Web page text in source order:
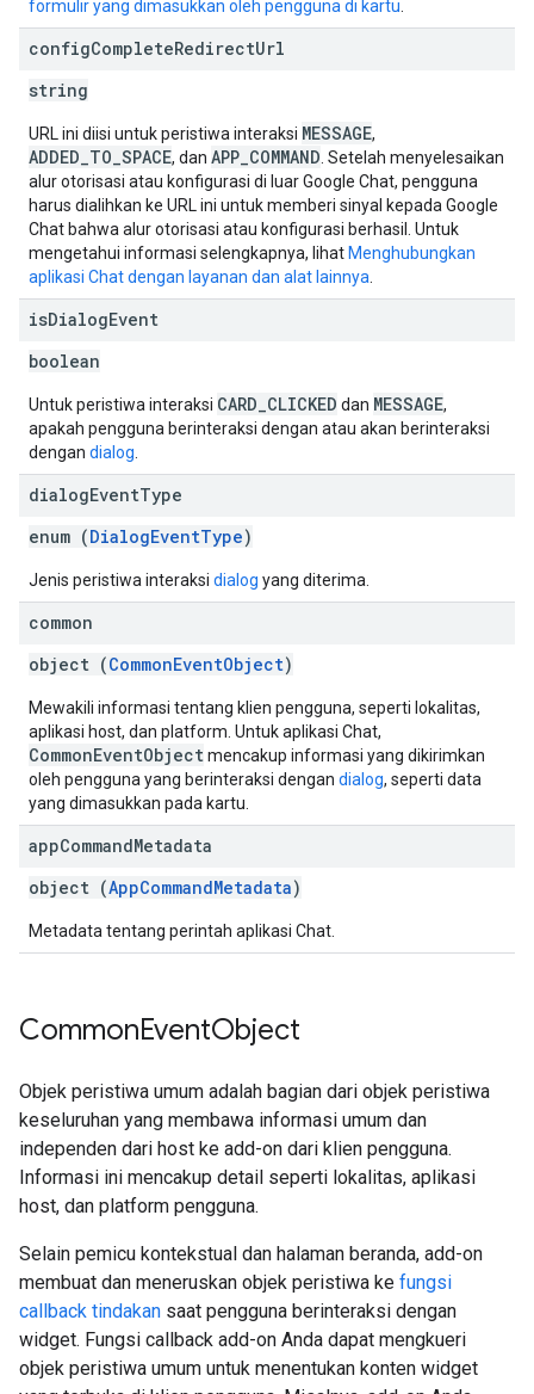
formulir yang dimasukkan oleh pengguna di kartu
configCompleteRedirectUrl
string
URL ini diisi untuk peristiwa interaksi MESSAGE,
ADDED_TO_SPACE, dan APP_COMMAND . Setelah menyelesaikan
alur otorisasi atau konfigurasi di luar Google Chat, pengguna
harus dialihkan ke URL ini untuk memberi sinyal kepada Google
Chat bahwa alur otorisasi atau konfigurasi berhasil. Untuk
mengetahui informasi selengkapnya, lihat Menghubungkan
aplikasi Chat dengan layanan dan alat lainnya
isDialogEvent
boolean
Untuk peristiwa interaksi CARD_CLICKED dan MESSAGE,
apakah pengguna berinteraksi dengan atau akan berinteraksi
dengan dialog
dialogEventType
enum (DialogEventType)
Jenis peristiwa interaksi dialog yang diterima.
common
object (CommonEventObject)
Mewakili informasi tentang klien pengguna, seperti lokalitas,
aplikasi host, dan platform. Untuk aplikasi Chat,
CommonEventObjectmencakup informasi yang dikirimkan
oleh pengguna yang berinteraksi dengan dialog, seperti data
yang dimasukkan pada kartu.
appCommandMetadata
object (AppCommandMetadata)
Metadata tentang perintah aplikasi Chat.
CommonEventObject
Objek peristiwa umum adalah bagian dari objek peristiwa
keseluruhan yang membawa informasi umum dan
independen dari host ke add-on dari klien pengguna.
Informasi ini mencakup detail seperti lokalitas, aplikasi
host, dan platform pengguna.
Selain pemicu kontekstual dan halaman beranda, add-on
membuat dan meneruskan objek peristiwa ke fungsi
callback tindakan saat pengguna berinteraksi dengan
widget. Fungsi callback add-on Anda dapat mengkueri
objek peristiwa umum untuk menentukan konten widget